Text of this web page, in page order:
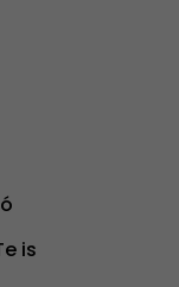
is